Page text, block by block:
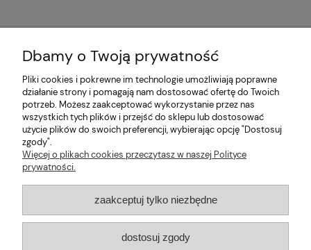
Moje konto
Płatności i dostawa
Informacje
O nas
Dbamy o Twoją prywatność
Pliki cookies i pokrewne im technologie umożliwiają poprawne
działanie strony i pomagają nam dostosować ofertę do Twoich
potrzeb. Możesz zaakceptować wykorzystanie przez nas
wszystkich tych plików i przejść do sklepu lub dostosować
użycie plików do swoich preferencji, wybierając opcję "Dostosuj
zgody".
Więcej o plikach cookies przeczytasz w naszej Polityce
prywatności.
zaakceptuj tylko niezbędne
dostosuj zgody